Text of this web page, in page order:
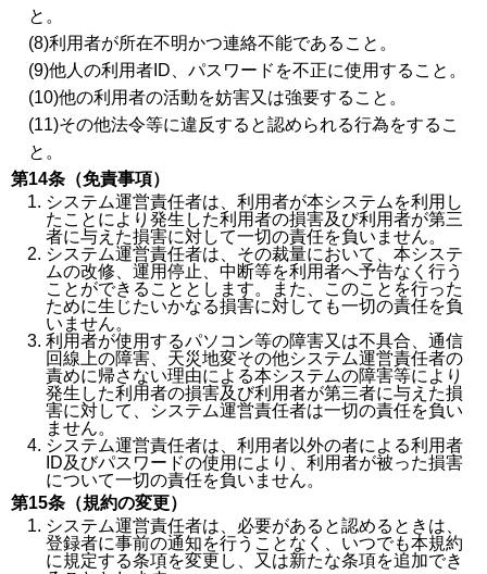
と。
(8)利用者が所在不明かつ連絡不能であること。
(9)他人の利用者ID、パスワードを不正に使用すること。
(10)他の利用者の活動を妨害又は強要すること。
(11)その他法令等に違反すると認められる行為をするこ
と。
第14条（免責事項）
システム運営責任者は、利用者が本システムを利用し
たことにより発生した利用者の損害及び利用者が第三
者に与えた損害に対して一切の責任を負いません。
システム運営責任者は、その裁量において、本システ
ムの改修、運用停止、中断等を利用者へ予告なく行う
ことができることとします。また、このことを行った
ために生じたいかなる損害に対しても一切の責任を負
いません。
利用者が使用するパソコン等の障害又は不具合、通信
回線上の障害、天災地変その他システム運営責任者の
責めに帰さない理由による本システムの障害等により
発生した利用者の損害及び利用者が第三者に与えた損
害に対して、システム運営責任者は一切の責任を負い
ません。
システム運営責任者は、利用者以外の者による利用者
ID及びパスワードの使用により、利用者が被った損害
について一切の責任を負いません。
第15条（規約の変更）
システム運営責任者は、必要があると認めるときは、
登録者に事前の通知を行うことなく、いつでも本規約
に規定する条項を変更し、又は新たな条項を追加でき